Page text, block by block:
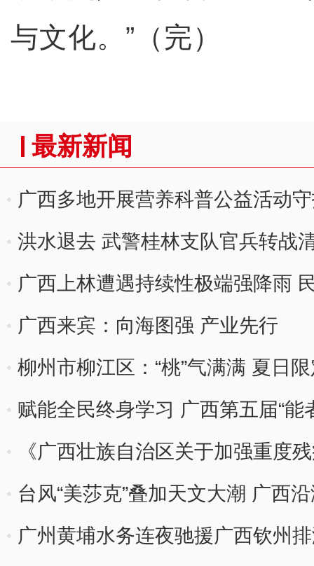
与文化。”（完）
最新新闻
广西多地开展营养科普公益活动
洪水退去 武警桂林支队官兵转战
广西上林遭遇持续性极端强降雨
广西来宾：向海图强 产业先行
柳州市柳江区：“桃”气满满 夏日限
赋能全民终身学习 广西第五届“能
《广西壮族自治区关于加强重度
施》印发
台风“美莎克”叠加天文大潮 广西
广州黄埔水务连夜驰援广西钦州